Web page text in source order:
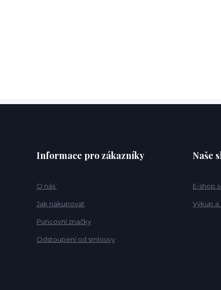
Informace pro zákazníky
O nás
Jak nakupovat
Puncovní značky
Odstoupení od smlouvy
Naše
E-shop
Výkup a